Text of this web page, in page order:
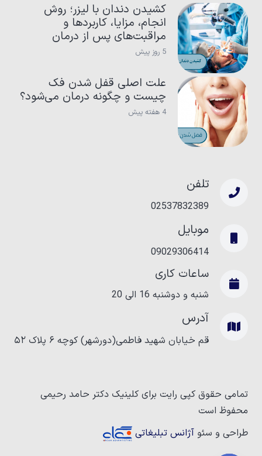
کشیدن دندان با لیزر؛ روش
انجام، مزایا، کاربردها و
مراقبت‌های پس از درمان
5 روز پیش
علت اصلی قفل شدن فک
چیست و چگونه درمان می‌شود؟
4 هفته پیش
تلفن
02537832389
موبایل
09029306414
ساعات کاری
شنبه و دوشنبه‌ 16 الی 20
آدرس
قم خیابان شهید فاطمی(دورشهر) کوچه ۶ پلاک ۵۲
تمامی حقوق کپی رایت برای کلینیک دکتر حامد رحیمی
محفوظ است
طراحی و سئو آژانس تبلیغاتی